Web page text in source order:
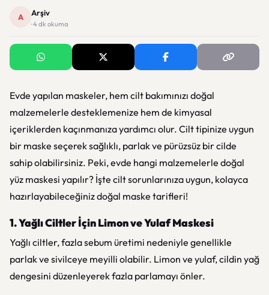
A Arşiv
· 4 dk okuma
Evde yapılan maskeler, hem cilt bakımınızı doğal
malzemelerle desteklemenize hem de kimyasal
içeriklerden kaçınmanıza yardımcı olur. Cilt tipinize uygun
bir maske seçerek sağlıklı, parlak ve pürüzsüz bir cilde
sahip olabilirsiniz. Peki, evde hangi malzemelerle doğal
yüz maskesi yapılır? İşte cilt sorunlarınıza uygun, kolayca
hazırlayabileceğiniz doğal maske tarifleri!
1. Yağlı Ciltler İçin Limon ve Yulaf Maskesi
Yağlı ciltler, fazla sebum üretimi nedeniyle genellikle
parlak ve sivilceye meyilli olabilir. Limon ve yulaf, cildin yağ
dengesini düzenleyerek fazla parlamayı önler.